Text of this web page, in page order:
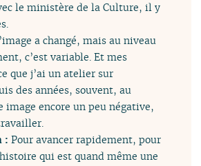
le ministère de la Culture, il y
a changé, mais au niveau
c’est variable. Et mes
que j’ai un atelier sur
des années, souvent, au
image encore un peu négative,
:Pour avancer rapidement, pour
qui est quand même une